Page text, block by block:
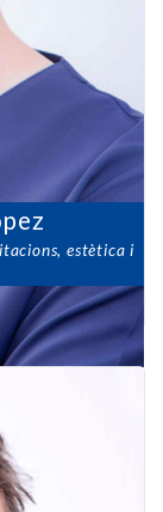
estètica i